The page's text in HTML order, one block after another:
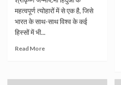
महत्वपूर्ण त्योहारों में से एक है, जिसे
भारत के साथ-साथ विश्व के कई
हिस्सों में भी...
Read More